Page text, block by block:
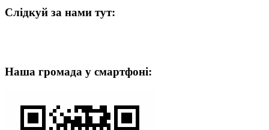
Слідкуй за нами тут:
Наша громада у смартфоні: